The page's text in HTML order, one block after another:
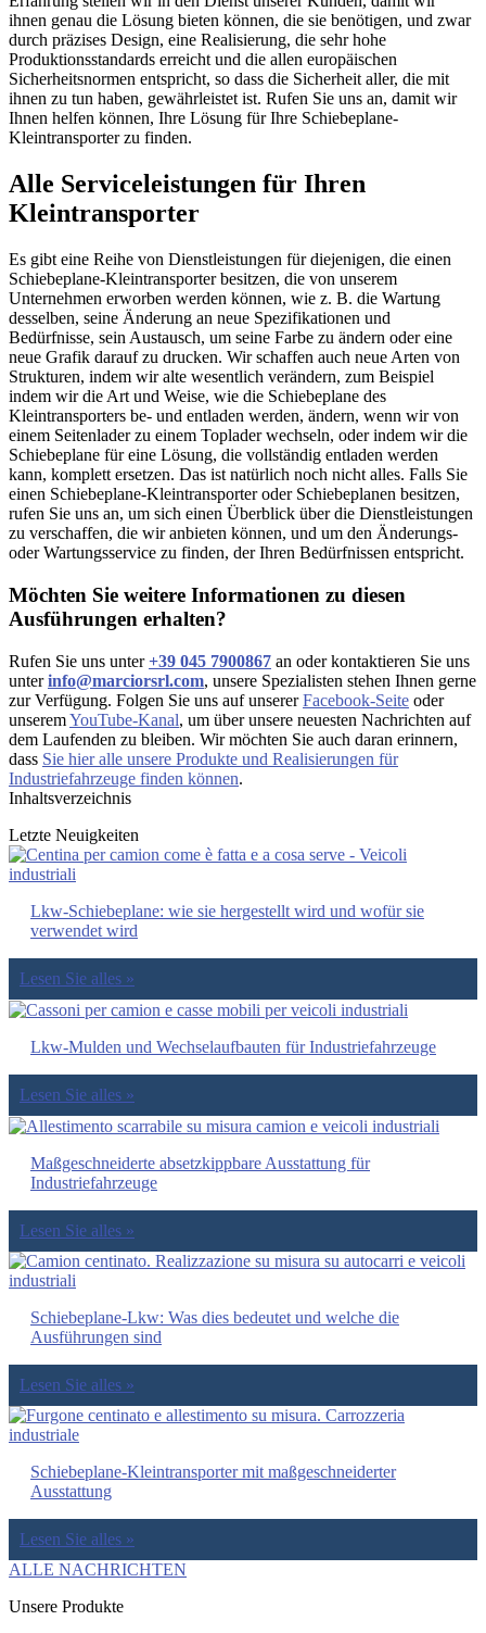
ihnen genau die Lösung bieten können, die sie benötigen, und zwar
durch präzises Design, eine Realisierung, die sehr hohe
Produktionsstandards erreicht und die allen europäischen
Sicherheitsnormen entspricht, so dass die Sicherheit aller, die mit
ihnen zu tun haben, gewährleistet ist. Rufen Sie uns an, damit wir
Ihnen helfen können, Ihre Lösung für Ihre Schiebeplane-
Kleintransporter zu finden.
Alle Serviceleistungen für Ihren
Kleintransporter
Es gibt eine Reihe von Dienstleistungen für diejenigen, die einen
Schiebeplane-Kleintransporter besitzen, die von unserem
Unternehmen erworben werden können, wie z. B. die Wartung
desselben, seine Änderung an neue Spezifikationen und
Bedürfnisse, sein Austausch, um seine Farbe zu ändern oder eine
neue Grafik darauf zu drucken. Wir schaffen auch neue Arten von
Strukturen, indem wir alte wesentlich verändern, zum Beispiel
indem wir die Art und Weise, wie die Schiebeplane des
Kleintransporters be- und entladen werden, ändern, wenn wir von
einem Seitenlader zu einem Toplader wechseln, oder indem wir die
Schiebeplane für eine Lösung, die vollständig entladen werden
kann, komplett ersetzen. Das ist natürlich noch nicht alles. Falls Sie
einen Schiebeplane-Kleintransporter oder Schiebeplanen besitzen,
rufen Sie uns an, um sich einen Überblick über die Dienstleistungen
zu verschaffen, die wir anbieten können, und um den Änderungs-
oder Wartungsservice zu finden, der Ihren Bedürfnissen entspricht.
Möchten Sie weitere Informationen zu diesen
Ausführungen erhalten?
Rufen Sie uns unter+39 045 7900867 an oder kontaktieren Sie uns
unterinfo@marciorsrl.com, unsere Spezialisten stehen Ihnen gerne
zur Verfügung. Folgen Sie uns auf unsererFacebook-Seite oder
unseremYouTube-Kanal, um über unsere neuesten Nachrichten auf
dem Laufenden zu bleiben. Wir möchten Sie auch daran erinnern,
dass Sie hier alle unsere Produkte und Realisierungen für
Industriefahrzeuge finden können.
Inhaltsverzeichnis
Letzte Neuigkeiten
Lkw-Schiebeplane: wie sie hergestellt wird und wofür sie
verwendet wird
Lesen Sie alles »
Lkw-Mulden und Wechselaufbauten für Industriefahrzeuge
Lesen Sie alles »
Maßgeschneiderte absetzkippbare Ausstattung für
Industriefahrzeuge
Lesen Sie alles »
Schiebeplane-Lkw: Was dies bedeutet und welche die
Ausführungen sind
Lesen Sie alles »
Schiebeplane-Kleintransporter mit maßgeschneiderter
Ausstattung
Lesen Sie alles »
ALLE NACHRICHTEN
Unsere Produkte